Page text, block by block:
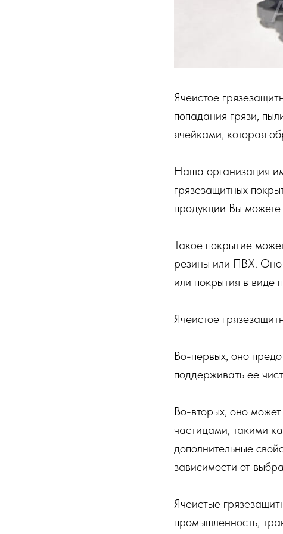
Ячеистое
попадания грязи,
ячейками, которая
Наша организация
грязезащитных
продукции Вы
Такое покрытие
резины или ПВХ. Оно
или покрытия в виде
Ячеистое
Во-первых, оно
поддерживать ее
Во-вторых, оно
частицами, такими
дополнительные
зависимости от
Ячеистые
промышленность,